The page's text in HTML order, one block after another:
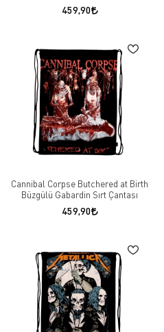
459,90
Cannibal Corpse Butchered at Birth
Büzgülü Gabardin Sırt Çantası
459,90